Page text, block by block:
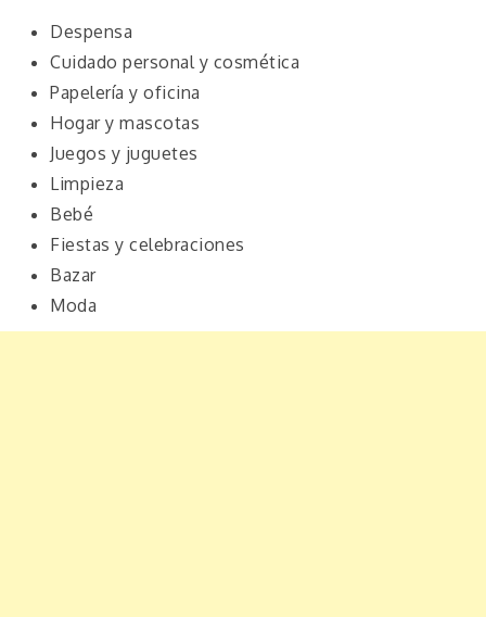
Despensa
Cuidado personal y cosmética
Papelería y oficina
Hogar y mascotas
Juegos y juguetes
Limpieza
Bebé
Fiestas y celebraciones
Bazar
Moda